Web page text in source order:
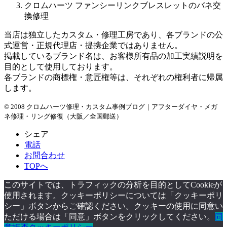
クロムハーツ ファンシーリンクブレスレットのバネ交
換修理
当店は独立したカスタム・修理工房であり、各ブランドの公
式運営・正規代理店・提携企業ではありません。
掲載しているブランド名は、お客様所有品の加工実績説明を
目的として使用しております。
各ブランドの商標権・意匠権等は、それぞれの権利者に帰属
します。
© 2008 クロムハーツ修理・カスタム事例ブログ｜アフターダイヤ・メガ
ネ修理・リング修復（大阪／全国郵送）
シェア
電話
お問合わせ
TOPへ
このサイトでは、トラフィックの分析を目的としてCookieが
使用されます。クッキーポリシーについては「クッキーポリ
シー」ボタンからご確認ください。クッキーの使用に同意い
ただける場合は「同意」ボタンをクリックしてください。
同